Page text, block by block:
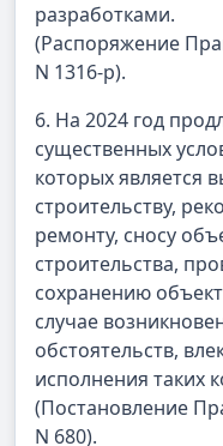
разработками.
(Распоряжение
N 1316-р).
6. На 2024 год
существенных
которых является
строительству,
ремонту, сносу
строительства,
сохранению
случае
обстоятельств,
исполнения таких
(Постановление
N 680).